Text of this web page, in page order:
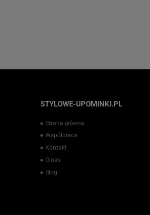
STYLOWE-UPOMINKI.PL
Strona główna
Współpraca
Kontakt
O nas
Blog